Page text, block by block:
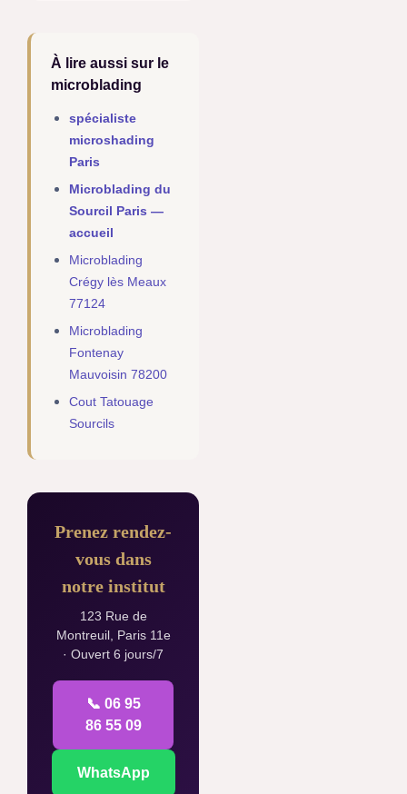
À lire aussi sur le
microblading
spécialiste
microshading
Paris
Microblading du
Sourcil Paris —
accueil
Microblading
Crégy lès Meaux
77124
Microblading
Fontenay
Mauvoisin 78200
Cout Tatouage
Sourcils
Prenez rendez-
vous dans
notre institut
123 Rue de
Montreuil, Paris 11e
· Ouvert 6 jours/7
📞 06 95
86 55 09
WhatsApp